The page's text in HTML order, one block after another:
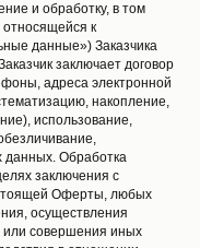
и обработку, в том
к
данные») Заказчика
заключает договор
адреса электронной
накопление,
использование,
данных. Обработка
заключения с
Оферты, любых
осуществления
или совершения иных